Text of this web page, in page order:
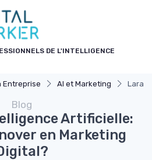
DE L'INTELLIGENCE
Entreprise AI et Marketing
Blog
Artificielle:
en Marketing